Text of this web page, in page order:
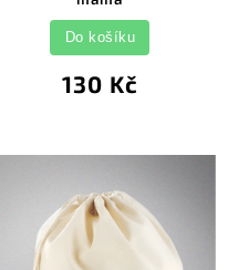
130 Kč
Do košíku